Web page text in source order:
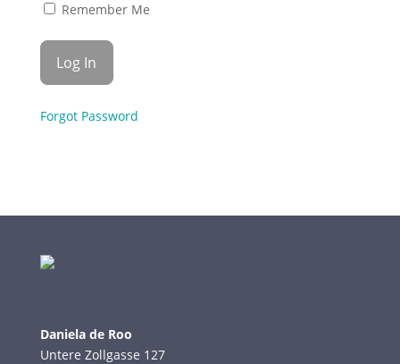
Remember Me
Forgot Password
Daniela de Roo
Untere Zollgasse 127